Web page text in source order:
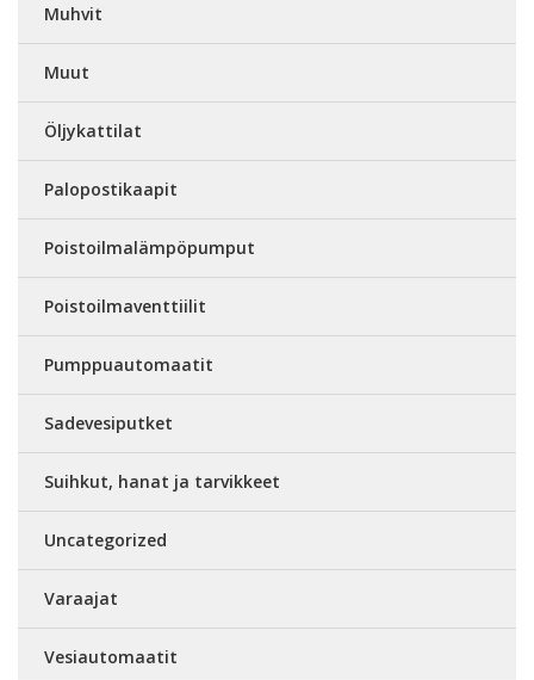
Muhvit
Muut
Öljykattilat
Palopostikaapit
Poistoilmalämpöpumput
Poistoilmaventtiilit
Pumppuautomaatit
Sadevesiputket
Suihkut, hanat ja tarvikkeet
Uncategorized
Varaajat
Vesiautomaatit